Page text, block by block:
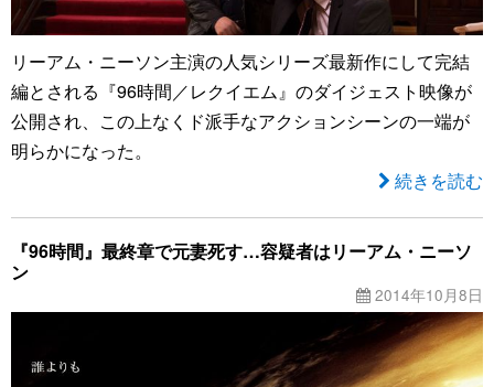
リーアム・ニーソン主演の人気シリーズ最新作にして完結
編とされる『96時間／レクイエム』のダイジェスト映像が
公開され、この上なくド派手なアクションシーンの一端が
明らかになった。
続きを読む
『96時間』最終章で元妻死す…容疑者はリーアム・ニーソ
ン
2014年10月8日